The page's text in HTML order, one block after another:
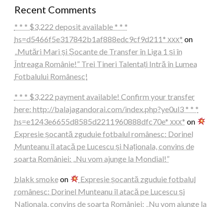
Recent Comments
* * * $3,222 deposit available * * *
hs=d5466f5e317842b1af888edc9cf9d211* ххх* on
„Mutări Mari și Șocante de Transfer în Liga 1 și în
Întreaga Românie!” Trei Tineri Talentați Intră în Lumea
Fotbalului Românesc!
* * * $3,222 payment available! Confirm your transfer
here: http://balajagandorai.com/index.php?ye0ul3 * * *
hs=e1243e6655d8585d2211960888dfc70e* ххх* on
Expresie șocantă zguduie fotbalul românesc: Dorinel
Munteanu îl atacă pe Lucescu și Naționala, convins de
soarta României: „Nu vom ajunge la Mondial!”
blakk smokeon
Expresie șocantă zguduie fotbalul
românesc: Dorinel Munteanu îl atacă pe Lucescu și
Naționala, convins de soarta României: „Nu vom ajunge la